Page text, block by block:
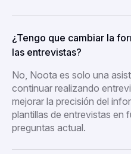
¿Tengo que cambiar la
las entrevistas?
No, Noota es solo una
continuar realizando
mejorar la precisión del
plantillas de entrevistas en
preguntas actual.